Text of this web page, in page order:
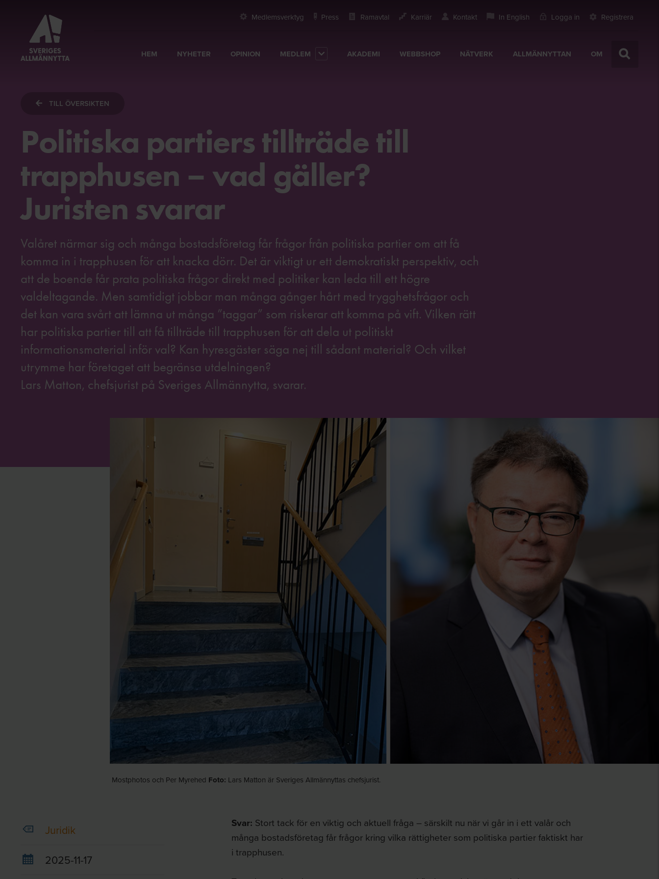
Medlemsverktyg Press Ramavtal Karriär Kontakt In English Logga in Registrera
HEM NYHETER OPINION MEDLEM AKADEMI WEBBSHOP NÄTVERK ALLMÄNNYTTAN OM
TILL ÖVERSIKTEN
Politiska partiers tillträde till
trapphusen – vad gäller?
Juristen svarar
Valåret närmar sig och många bostadsföretag får frågor från politiska partier om att få
komma in i trapphusen för att knacka dörr. Det är viktigt ur ett demokratiskt perspektiv, och
att de boende får prata politiska frågor direkt med politiker kan leda till ett högre
valdeltagande. Men samtidigt jobbar man många gånger hårt med trygghetsfrågor och
det kan vara svårt att lämna ut många ”taggar” som riskerar att komma på vift. Vilken rätt
har politiska partier till att få tillträde till trapphusen för att dela ut politiskt
informationsmaterial inför val? Kan hyresgäster säga nej till sådant material? Och vilket
utrymme har företaget att begränsa utdelningen?
Lars Matton, chefsjurist på Sveriges Allmännytta, svarar.
Mostphotos och Per Myrehed Foto: Lars Matton är Sveriges Allmännyttas chefsjurist.
Juridik
2025-11-17
Svar: Stort tack för en viktig och aktuell fråga – särskilt nu när vi går in i ett valår och
många bostadsföretag får frågor kring vilka rättigheter som politiska partier faktiskt har
i trapphusen.